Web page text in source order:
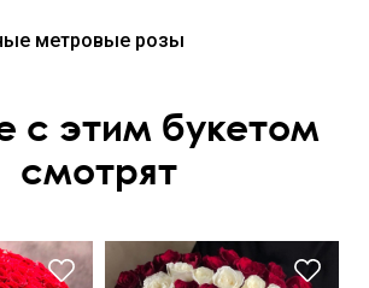
метровые розы
с этим букетом
смотрят